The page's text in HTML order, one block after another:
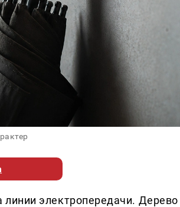
линии электропередачи. Дерево